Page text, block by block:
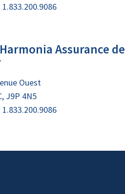
1.833.200.9086
Assurance de
Ouest
J9P 4N5
1.833.200.9086